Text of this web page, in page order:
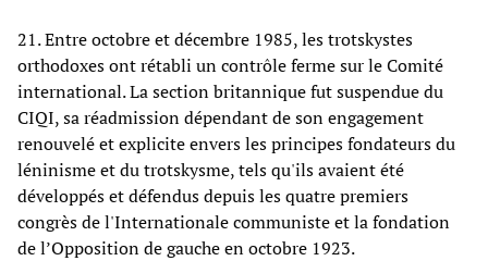
21. Entre octobre et décembre 1985, les trotskystes
orthodoxes ont rétabli un contrôle ferme sur le Comité
international. La section britannique fut suspendue du
CIQI, sa réadmission dépendant de son engagement
renouvelé et explicite envers les principes fondateurs du
léninisme et du trotskysme, tels qu'ils avaient été
développés et défendus depuis les quatre premiers
congrès de l'Internationale communiste et la fondation
de l’Opposition de gauche en octobre 1923.